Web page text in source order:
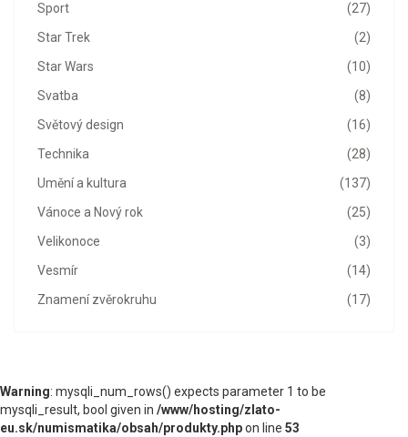
(27)
Sport
(2)
Star Trek
(10)
Star Wars
(8)
Svatba
(16)
Světový design
(28)
Technika
(137)
Umění a kultura
(25)
Vánoce a Nový rok
(3)
Velikonoce
(14)
Vesmír
(17)
Znamení zvěrokruhu
Warning: mysqli_num_rows() expects parameter 1 to be
mysqli_result, bool given in /www/hosting/zlato-
eu.sk/numismatika/obsah/produkty.phpon line 53